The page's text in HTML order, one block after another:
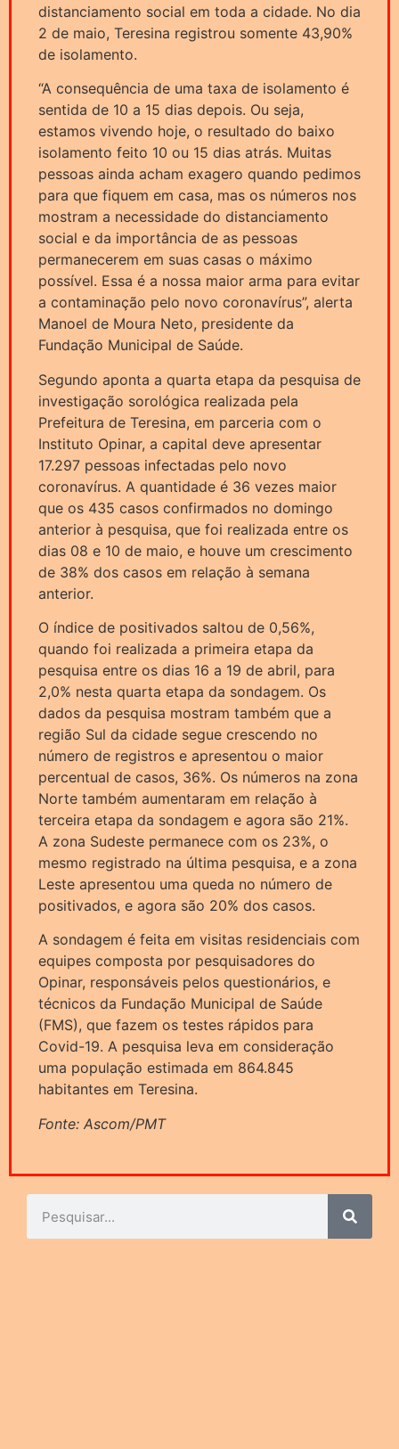
distanciamento social em toda a cidade. No dia
2 de maio, Teresina registrou somente 43,90%
de isolamento.
“A consequência de uma taxa de isolamento é
sentida de 10 a 15 dias depois. Ou seja,
estamos vivendo hoje, o resultado do baixo
isolamento feito 10 ou 15 dias atrás. Muitas
pessoas ainda acham exagero quando pedimos
para que fiquem em casa, mas os números nos
mostram a necessidade do distanciamento
social e da importância de as pessoas
permanecerem em suas casas o máximo
possível. Essa é a nossa maior arma para evitar
a contaminação pelo novo coronavírus”, alerta
Manoel de Moura Neto, presidente da
Fundação Municipal de Saúde.
Segundo aponta a quarta etapa da pesquisa de
investigação sorológica realizada pela
Prefeitura de Teresina, em parceria com o
Instituto Opinar, a capital deve apresentar
17.297 pessoas infectadas pelo novo
coronavírus. A quantidade é 36 vezes maior
que os 435 casos confirmados no domingo
anterior à pesquisa, que foi realizada entre os
dias 08 e 10 de maio, e houve um crescimento
de 38% dos casos em relação à semana
anterior.
O índice de positivados saltou de 0,56%,
quando foi realizada a primeira etapa da
pesquisa entre os dias 16 a 19 de abril, para
2,0% nesta quarta etapa da sondagem. Os
dados da pesquisa mostram também que a
região Sul da cidade segue crescendo no
número de registros e apresentou o maior
percentual de casos, 36%. Os números na zona
Norte também aumentaram em relação à
terceira etapa da sondagem e agora são 21%.
A zona Sudeste permanece com os 23%, o
mesmo registrado na última pesquisa, e a zona
Leste apresentou uma queda no número de
positivados, e agora são 20% dos casos.
A sondagem é feita em visitas residenciais com
equipes composta por pesquisadores do
Opinar, responsáveis pelos questionários, e
técnicos da Fundação Municipal de Saúde
(FMS), que fazem os testes rápidos para
Covid-19. A pesquisa leva em consideração
uma população estimada em 864.845
habitantes em Teresina.
Fonte: Ascom/PMT